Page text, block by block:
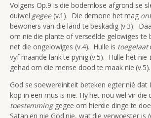
Volgens Op.9 is die bodemlose afgrond se
duiwel gegee(v.1). Die demone het mag
bewoners van die land te beskadig (v.3).
om nie die plante of verseëlde gelowiges te
net die ongelowiges (v.4). Hulle is toegelaat
vyf maande lank te pynig (v.5). Hulle het nie
gehad om die mense dood te maak nie (v.5).
God se soewereiniteit beteken egter nié dat
kop in een mus is nie. Hy het nou wel vir die
toestemminggegee om hierdie dinge te
Satan en nie God nie, wat die verwoester is